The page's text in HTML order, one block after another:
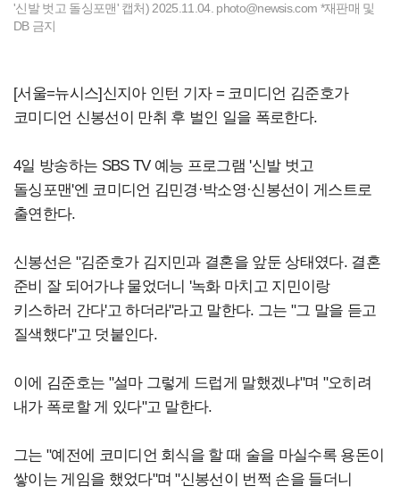
'신발 벗고 돌싱포맨' 캡처) 2025.11.04. photo@newsis.com *재판매 및
DB 금지
[서울=뉴시스]신지아 인턴 기자 = 코미디언 김준호가
코미디언 신봉선이 만취 후 벌인 일을 폭로한다.
4일 방송하는 SBS TV 예능 프로그램 '신발 벗고
돌싱포맨'엔 코미디언 김민경·박소영·신봉선이 게스트로
출연한다.
신봉선은 "김준호가 김지민과 결혼을 앞둔 상태였다. 결혼
준비 잘 되어가냐 물었더니 '녹화 마치고 지민이랑
키스하러 간다'고 하더라"라고 말한다. 그는 "그 말을 듣고
질색했다"고 덧붙인다.
이에 김준호는 "설마 그렇게 드럽게 말했겠냐"며 "오히려
내가 폭로할 게 있다"고 말한다.
그는 "예전에 코미디언 회식을 할 때 술을 마실수록 용돈이
쌓이는 게임을 했었다"며 "신봉선이 번쩍 손을 들더니